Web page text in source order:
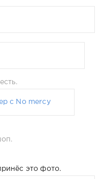
с No mercy
это фото.